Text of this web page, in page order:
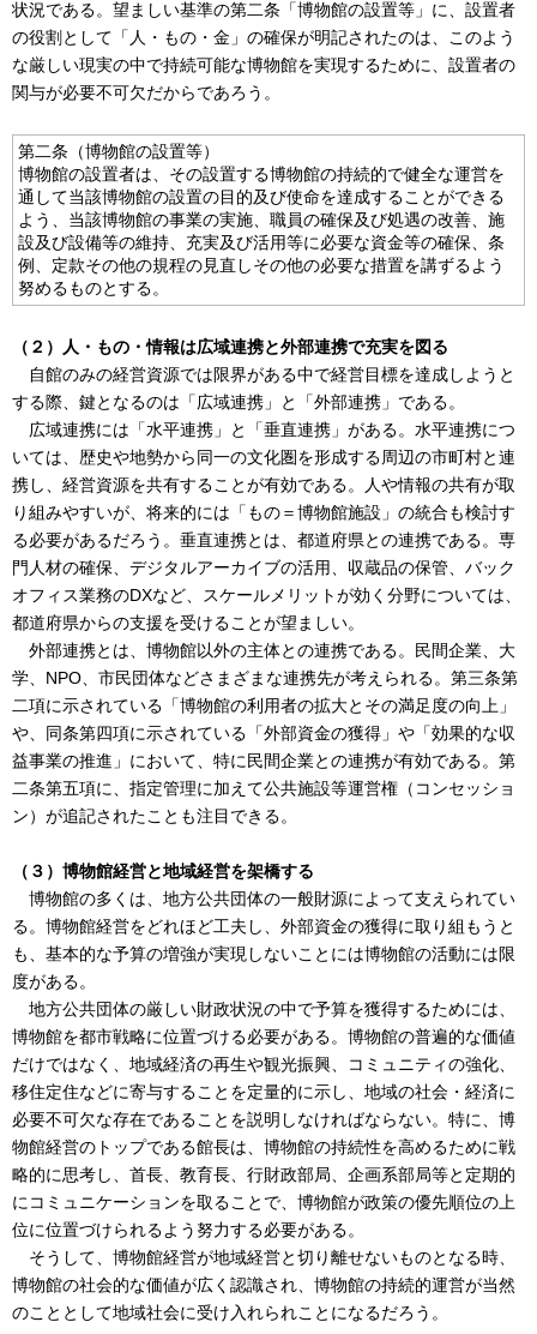
状況である。望ましい基準の第二条「博物館の設置等」に、設置者
の役割として「人・もの・金」の確保が明記されたのは、このよう
な厳しい現実の中で持続可能な博物館を実現するために、設置者の
関与が必要不可欠だからであろう。
第二条（博物館の設置等）
博物館の設置者は、その設置する博物館の持続的で健全な運営を
通して当該博物館の設置の目的及び使命を達成することができる
よう、当該博物館の事業の実施、職員の確保及び処遇の改善、施
設及び設備等の維持、充実及び活用等に必要な資金等の確保、条
例、定款その他の規程の見直しその他の必要な措置を講ずるよう
努めるものとする。
（２）人・もの・情報は広域連携と外部連携で充実を図る
自館のみの経営資源では限界がある中で経営目標を達成しようと
する際、鍵となるのは「広域連携」と「外部連携」である。
広域連携には「水平連携」と「垂直連携」がある。水平連携につ
いては、歴史や地勢から同一の文化圏を形成する周辺の市町村と連
携し、経営資源を共有することが有効である。人や情報の共有が取
り組みやすいが、将来的には「もの＝博物館施設」の統合も検討す
る必要があるだろう。垂直連携とは、都道府県との連携である。専
門人材の確保、デジタルアーカイブの活用、収蔵品の保管、バック
オフィス業務のDXなど、スケールメリットが効く分野については、
都道府県からの支援を受けることが望ましい。
外部連携とは、博物館以外の主体との連携である。民間企業、大
学、NPO、市民団体などさまざまな連携先が考えられる。第三条第
二項に示されている「博物館の利用者の拡大とその満足度の向上」
や、同条第四項に示されている「外部資金の獲得」や「効果的な収
益事業の推進」において、特に民間企業との連携が有効である。第
二条第五項に、指定管理に加えて公共施設等運営権（コンセッショ
ン）が追記されたことも注目できる。
（３）博物館経営と地域経営を架橋する
博物館の多くは、地方公共団体の一般財源によって支えられてい
る。博物館経営をどれほど工夫し、外部資金の獲得に取り組もうと
も、基本的な予算の増強が実現しないことには博物館の活動には限
度がある。
地方公共団体の厳しい財政状況の中で予算を獲得するためには、
博物館を都市戦略に位置づける必要がある。博物館の普遍的な価値
だけではなく、地域経済の再生や観光振興、コミュニティの強化、
移住定住などに寄与することを定量的に示し、地域の社会・経済に
必要不可欠な存在であることを説明しなければならない。特に、博
物館経営のトップである館長は、博物館の持続性を高めるために戦
略的に思考し、首長、教育長、行財政部局、企画系部局等と定期的
にコミュニケーションを取ることで、博物館が政策の優先順位の上
位に位置づけられるよう努力する必要がある。
そうして、博物館経営が地域経営と切り離せないものとなる時、
博物館の社会的な価値が広く認識され、博物館の持続的運営が当然
のこととして地域社会に受け入れられことになるだろう。